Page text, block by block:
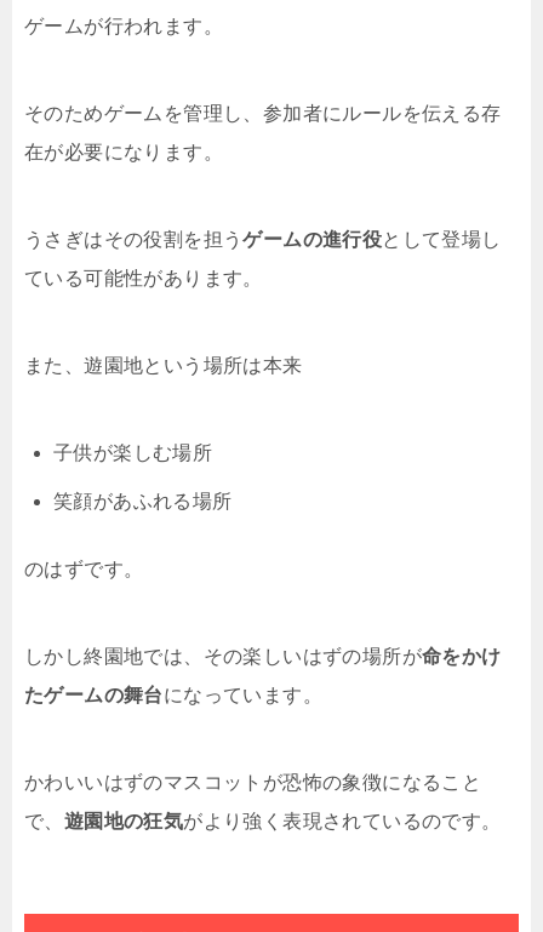
ゲームが行われます。
そのためゲームを管理し、参加者にルールを伝える存
在が必要になります。
うさぎはその役割を担うゲームの進行役として登場し
ている可能性があります。
また、遊園地という場所は本来
子供が楽しむ場所
笑顔があふれる場所
のはずです。
しかし終園地では、その楽しいはずの場所が命をかけ
たゲームの舞台になっています。
かわいいはずのマスコットが恐怖の象徴になること
で、 遊園地の狂気がより強く表現されているのです。